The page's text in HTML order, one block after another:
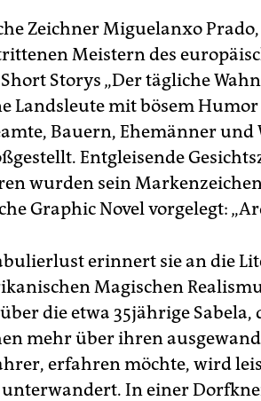
Zeichner Miguelanxo
Meistern des
Storys „Der tägliche
Landsleute mit bösem
Bauern, Ehemänner
Entgleisende
wurden sein
Graphic Novel vorgelegt:
erinnert sie an die
Magischen
die etwa 35jährige Sabela,
mehr über ihren
erfahren möchte, wird
In einer